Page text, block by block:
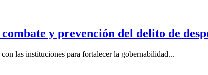
y prevención del delito de
las instituciones para fortalecer la gobernabilidad...